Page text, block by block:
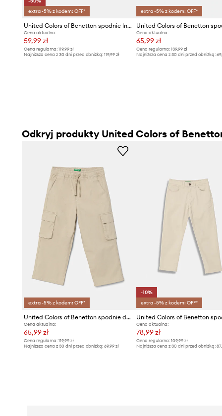
extra -5% z kodem: OFF*
United Colors of Benetton spodnie lniane niemowlęce
Cena aktualna:
59,99 zł
Cena regularna: 119,99 zł
Najniższa cena z 30 dni przed obniżką: 119,99 zł
extra -5% z kodem: OFF*
Cena aktualna:
65,99 zł
Cena regularna:139,99 zł
Najniższa cena z 30 dni przed obniżką:
Odkryj produkty United Colors of
extra -5% z kodem: OFF*
United Colors of Benetton spodnie dziecięce
Cena aktualna:
65,99 zł
Cena regularna: 119,99 zł
Najniższa cena z 30 dni przed obniżką: 69,99 zł
-10%
extra -5% z kodem: OFF*
Cena aktualna:
78,99 zł
Cena regularna:109,99 zł
Najniższa cena z 30 dni przed obniżką: